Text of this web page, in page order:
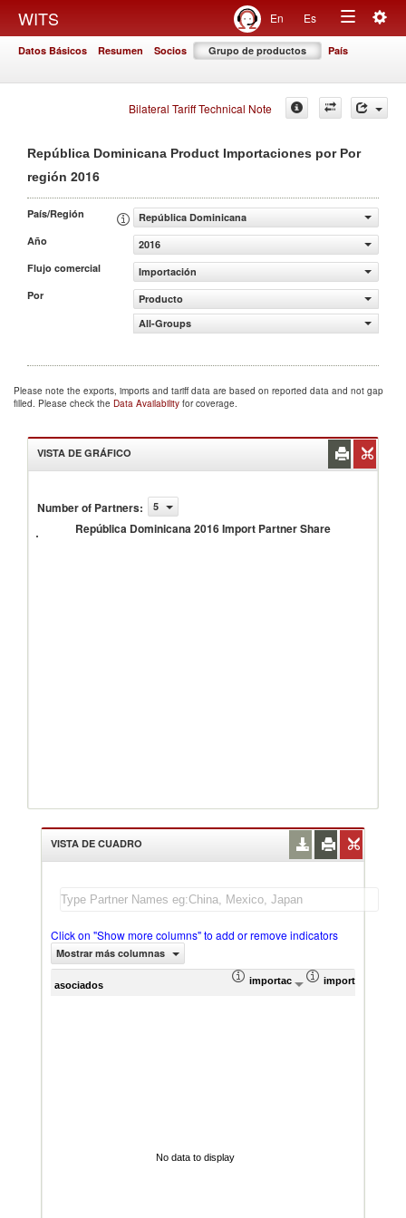
WITS En Es
Toggle
Datos Básicos Resumen Socios Grupo de productos País
Bilateral Tariff Technical Note
República Dominicana Product Importaciones por Por
región 2016
País/Región
República Dominicana
Año
2016
Flujo comercial
Importación
Por
Producto
All-Groups
Please note the exports, imports and tariff data are based on reported data and not gap
filled. Please check the Data Availability for coverage.
VISTA DE GRÁFICO
Number of Partners: 5
República Dominicana 2016 Import Partner Share
República
Dominicana
VISTA DE CUADRO
Click on "Show more columns" to add or remove indicators
Mostrar más columnas
asociados importación Valor del comercio
importación
No data to display